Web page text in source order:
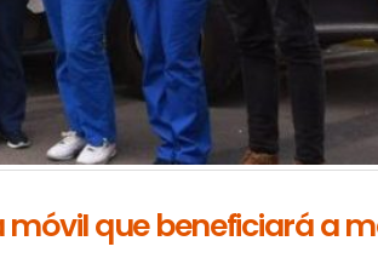
que beneficiará a